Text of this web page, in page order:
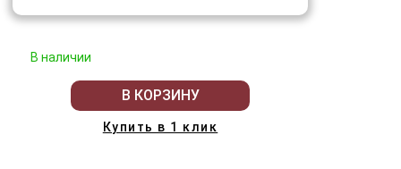
В наличии
В КОРЗИНУ
Купить в 1 клик